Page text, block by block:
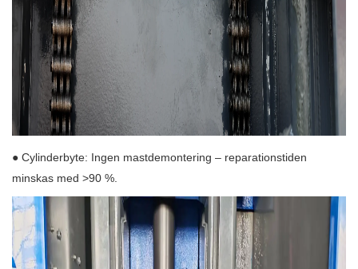
● Cylinderbyte: Ingen mastdemontering – reparationstiden
minskas med >90 %.